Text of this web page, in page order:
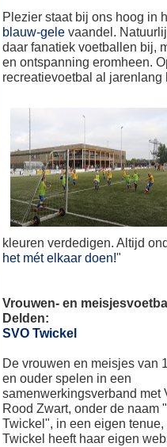
Plezier staat bij ons hoog in
blauw-gele vaandel.
daar fanatiek voetballen bij,
en ontspanning eromheen.
recreatievoetbal al jarenlang
kleuren verdedigen. Altijd
het mét elkaar doen!"
Vrouwen- en
Delden:
SVO Twickel
De vrouwen en meisjes van
en ouder spelen in een
samenwerkingsverband met
Rood Zwart, onder de naam
Twickel", in een eigen
Twickel heeft haar eigen